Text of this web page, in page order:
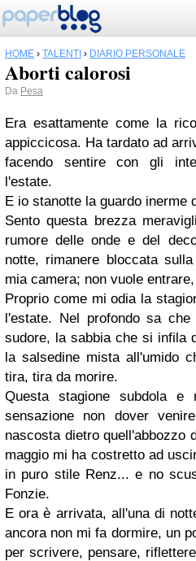
HOME › TALENTI › DIARIO PERSONALE
Aborti calorosi
Da Pesa
Era esattamente come la
appiccicosa. Ha tardato ad
facendo sentire con gli
l'estate.
E io stanotte la guardo inerme
Sento questa brezza
rumore delle onde e del
notte, rimanere bloccata
mia camera; non vuole
Proprio come mi odia la
l'estate. Nel profondo sa
sudore, la sabbia che si infila
la salsedine mista all'umido
tira, tira da morire.
Questa stagione subdola
sensazione non dover
nascosta dietro quell'abbozzo
maggio mi ha costretto ad
in puro stile Renz... e no
Fonzie.
E ora è arrivata, all'una di
ancora non mi fa dormire, un
per scrivere, pensare,